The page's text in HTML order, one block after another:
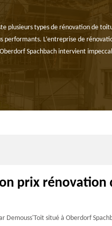
plusieurs types de rénovation de
performants. L’entreprise de
Oberdorf Spachbach intervient
prix rénovation
Demouss'Toit situé à Oberdorf